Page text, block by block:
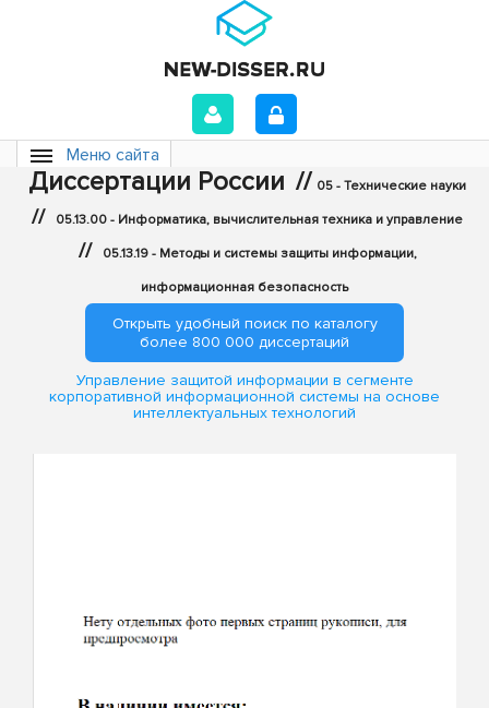
Меню сайта
Диссертации России // 05 - Технические науки
// 05.13.00 - Информатика, вычислительная техника и управление
// 05.13.19 - Методы и системы защиты информации,
информационная безопасность
Открыть удобный поиск по каталогу
более 800 000 диссертаций
Управление защитой информации в сегменте
корпоративной информационной системы на основе
интеллектуальных технологий